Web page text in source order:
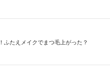
ふたえメイクでまつ毛上がった？